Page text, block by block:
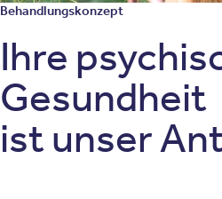
Behandlungskonzept
Ihre
Gesundheit
ist unser